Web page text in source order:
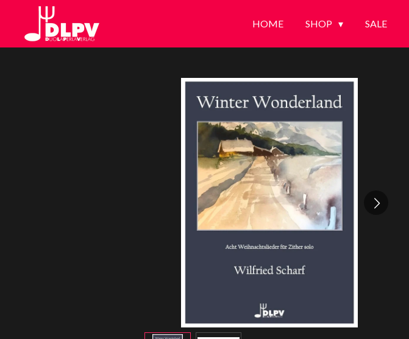
Hauptinhalt
springen
HOME SHOP SALE